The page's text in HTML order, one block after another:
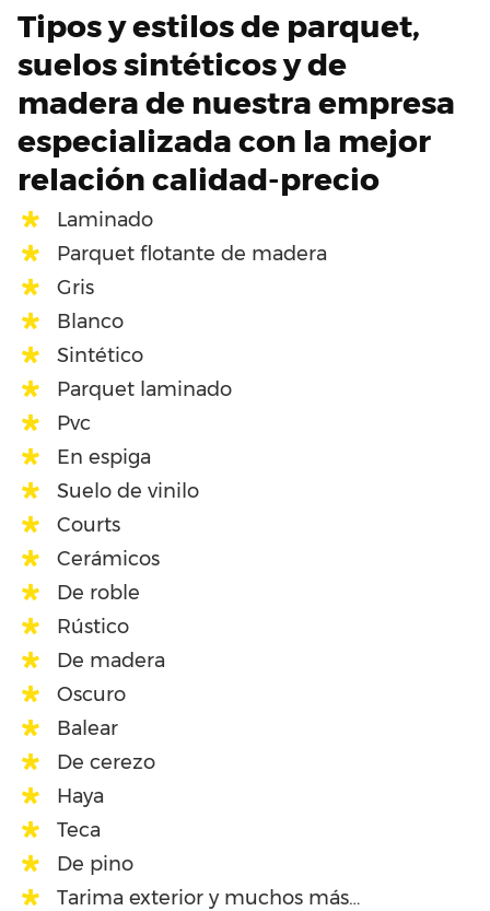
Tipos y estilos de parquet,
suelos sintéticos y de
madera de nuestra empresa
especializada con la mejor
relación calidad-precio
Laminado
Parquet flotante de madera
Gris
Blanco
Sintético
Parquet laminado
Pvc
En espiga
Suelo de vinilo
Courts
Cerámicos
De roble
Rústico
De madera
Oscuro
Balear
De cerezo
Haya
Teca
De pino
Tarima exterior y muchos más…